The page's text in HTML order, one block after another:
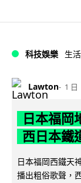
科技娛樂 生
Lawton 1 日
日本福岡
西日本鐵
日本福岡西鐵天
播出粗俗歌聲，